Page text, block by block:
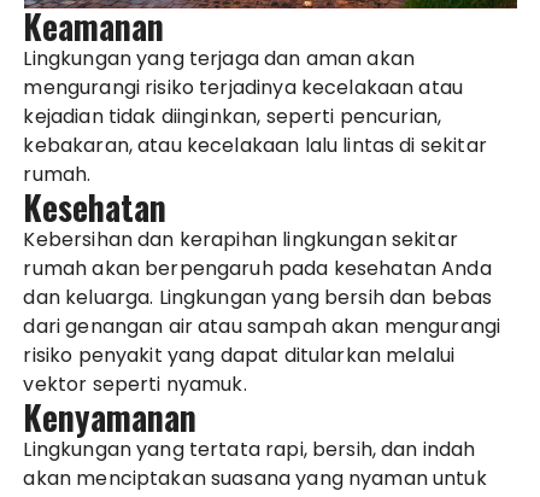
Keamanan
Lingkungan yang terjaga dan aman akan
mengurangi risiko terjadinya kecelakaan atau
kejadian tidak diinginkan, seperti pencurian,
kebakaran, atau kecelakaan lalu lintas di sekitar
rumah.
Kesehatan
Kebersihan dan kerapihan lingkungan sekitar
rumah akan berpengaruh pada kesehatan Anda
dan keluarga. Lingkungan yang bersih dan bebas
dari genangan air atau sampah akan mengurangi
risiko penyakit yang dapat ditularkan melalui
vektor seperti nyamuk.
Kenyamanan
Lingkungan yang tertata rapi, bersih, dan indah
akan menciptakan suasana yang nyaman untuk